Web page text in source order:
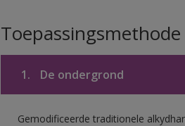
Toepassingsmethode
1. De ondergrond
Gemodificeerde traditionele